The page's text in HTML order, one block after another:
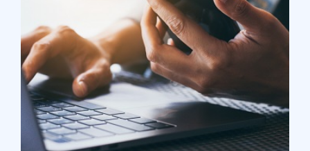
2023
ClicAndDiag
Article - Quelles Sont Les Technologies Incontournables
Dans L’immobilier En 2023